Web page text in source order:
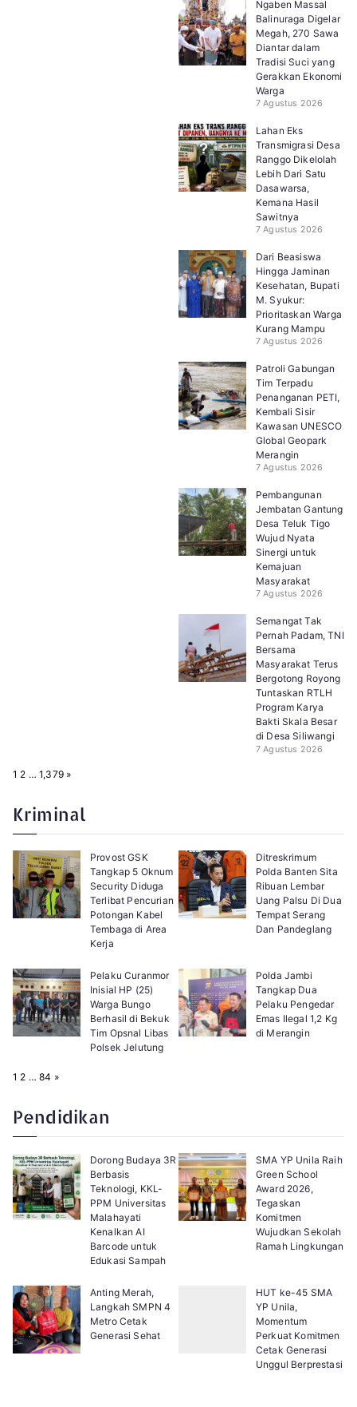
Ngaben Massal
Balinuraga Digelar
Megah, 270 Sawa
Diantar dalam
Tradisi Suci yang
Gerakkan Ekonomi
Warga
7 Agustus 2026
Lahan Eks
Transmigrasi Desa
Ranggo Dikelolah
Lebih Dari Satu
Dasawarsa,
Kemana Hasil
Sawitnya
7 Agustus 2026
Dari Beasiswa
Hingga Jaminan
Kesehatan, Bupati
M. Syukur:
Prioritaskan Warga
Kurang Mampu
7 Agustus 2026
Patroli Gabungan
Tim Terpadu
Penanganan PETI,
Kembali Sisir
Kawasan UNESCO
Global Geopark
Merangin
7 Agustus 2026
Pembangunan
Jembatan Gantung
Desa Teluk Tigo
Wujud Nyata
Sinergi untuk
Kemajuan
Masyarakat
7 Agustus 2026
Semangat Tak
Pernah Padam, TNI
Bersama
Masyarakat Terus
Bergotong Royong
Tuntaskan RTLH
Program Karya
Bakti Skala Besar
di Desa Siliwangi
7 Agustus 2026
P
:
1 2 … 1,379 N
»
Kriminal
Provost GSK
Tangkap 5 Oknum
Security Diduga
Terlibat Pencurian
Potongan Kabel
Tembaga di Area
Kerja
Ditreskrimum
Polda Banten Sita
Ribuan Lembar
Uang Palsu Di Dua
Tempat Serang
Dan Pandeglang
Pelaku Curanmor
Inisial HP (25)
Warga Bungo
Berhasil di Bekuk
Tim Opsnal Libas
Polsek Jelutung
Polda Jambi
Tangkap Dua
Pelaku Pengedar
Emas Ilegal 1,2 Kg
di Merangin
P
:
1 2 … 84 N
»
Pendidikan
Dorong Budaya 3R
Berbasis
Teknologi, KKL-
PPM Universitas
Malahayati
Kenalkan AI
Barcode untuk
Edukasi Sampah
SMA YP Unila Raih
Green School
Award 2026,
Tegaskan
Komitmen
Wujudkan Sekolah
Ramah Lingkungan
Anting Merah,
Langkah SMPN 4
Metro Cetak
Generasi Sehat
HUT ke-45 SMA
YP Unila,
Momentum
Perkuat Komitmen
Cetak Generasi
Unggul Berprestasi